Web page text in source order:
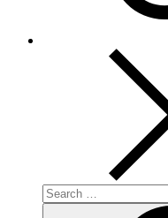
Search
for: